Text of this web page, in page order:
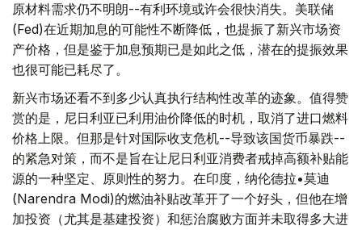
原材料需求仍不明朗--有利环境或许会很快消失。美联储
(Fed)在近期加息的可能性不断降低，也提振了新兴市场资
产价格，但是鉴于加息预期已是如此之低，潜在的提振效果
也很可能已耗尽了。
新兴市场还看不到多少认真执行结构性改革的迹象。值得赞
赏的是，尼日利亚已利用油价降低的时机，取消了进口燃料
价格上限。但那是针对国际收支危机--导致该国货币暴跌--
的紧急对策，而不是旨在让尼日利亚消费者戒掉高额补贴能
源的一种坚定、原则性的努力。在印度，纳伦德拉•莫迪
(Narendra Modi)的燃油补贴改革开了一个好头，但他在增
加投资（尤其是基建投资）和惩治腐败方面并未取得多大进